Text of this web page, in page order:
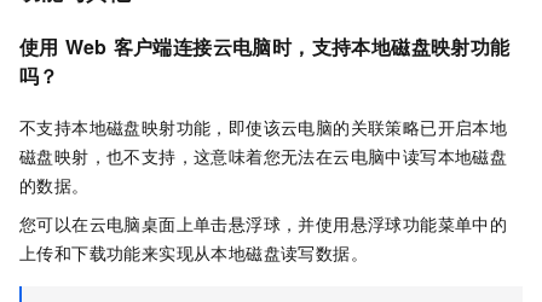
使用 Web 客户端连接云电脑时，支持本地磁盘映射功能
吗？
不支持本地磁盘映射功能，即使该云电脑的关联策略已开启本地
磁盘映射，也不支持，这意味着您无法在云电脑中读写本地磁盘
的数据。
您可以在云电脑桌面上单击悬浮球，并使用悬浮球功能菜单中的
上传和下载功能来实现从本地磁盘读写数据。